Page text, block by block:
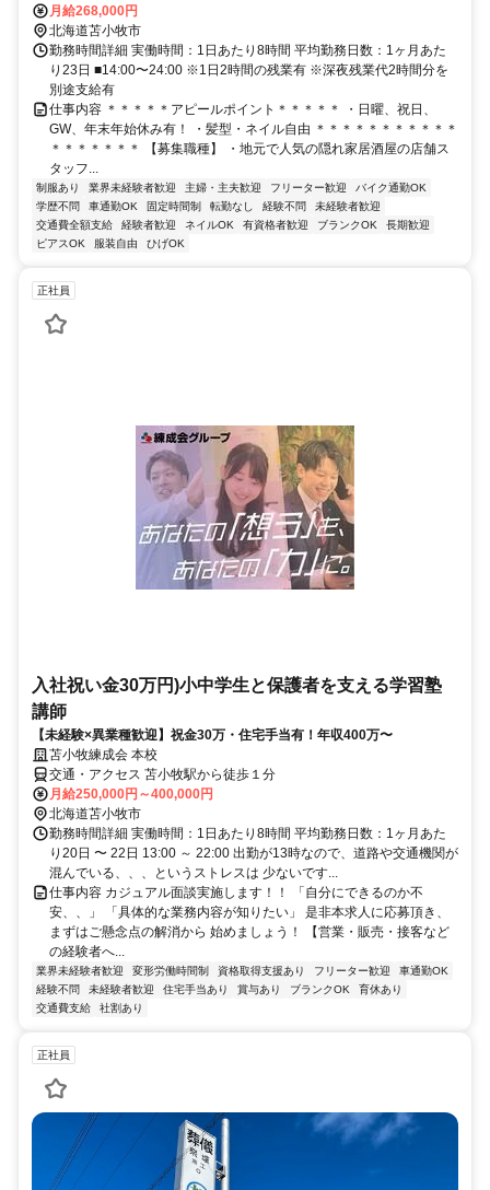
月給268,000円
北海道苫小牧市
勤務時間詳細 実働時間：1日あたり8時間 平均勤務日数：1ヶ月あた
り23日 ■14:00〜24:00 ※1日2時間の残業有 ※深夜残業代2時間分を
別途支給有
仕事内容 ＊＊＊＊＊アピールポイント＊＊＊＊＊ ・日曜、祝日、
GW、年末年始休み有！ ・髪型・ネイル自由 ＊＊＊＊＊＊＊＊＊＊＊
＊＊＊＊＊＊＊ 【募集職種】 ・地元で人気の隠れ家居酒屋の店舗ス
タッフ...
制服あり 業界未経験者歓迎 主婦・主夫歓迎 フリーター歓迎
バイク通勤OK
学歴不問
車通勤OK 固定時間制 転勤なし 経験不問
未経験者歓迎
交通費全額支給
経験者歓迎 ネイルOK 有資格者歓迎 ブランクOK
長期歓迎
ピアスOK
服装自由 ひげOK
正社員
入社祝い金30万円)小中学生と保護者を支える学習塾
講師
【未経験×異業種歓迎】祝金30万・住宅手当有！年収400万〜
苫小牧練成会 本校
交通・アクセス 苫小牧駅から徒歩１分
月給250,000円～400,000円
北海道苫小牧市
勤務時間詳細 実働時間：1日あたり8時間 平均勤務日数：1ヶ月あた
り20日 〜 22日 13:00 ～ 22:00 出勤が13時なので、道路や交通機関が
混んでいる、、、というストレスは 少ないです...
仕事内容 カジュアル面談実施します！！ 「自分にできるのか不
安、、」 「具体的な業務内容が知りたい」 是非本求人に応募頂き、
まずはご懸念点の解消から 始めましょう！ 【営業・販売・接客など
の経験者へ...
業界未経験者歓迎 変形労働時間制 資格取得支援あり フリーター歓迎
車通勤OK
経験不問
未経験者歓迎 住宅手当あり 賞与あり ブランクOK
育休あり
交通費支給
社割あり
正社員